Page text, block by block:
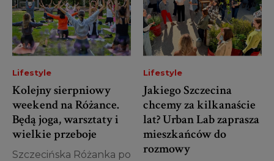
Lifestyle
Kolejny sierpniowy
weekend na Różance.
Będą joga, warsztaty i
wielkie przeboje
Szczecińska Różanka po
Lifestyle
Jakiego Szczecina
chcemy za kilkanaście
lat? Urban Lab zaprasza
mieszkańców do
rozmowy